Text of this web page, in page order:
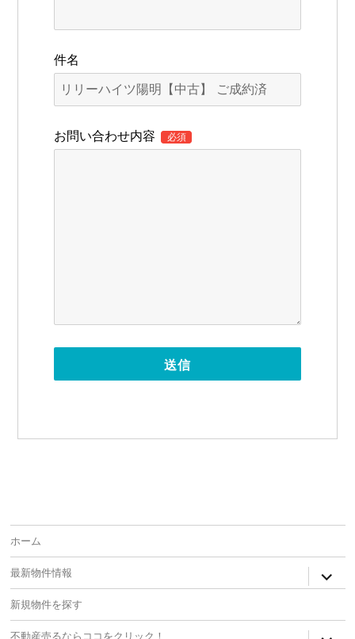
件名
お問い合わせ内容 必須
ホーム
最新物件情報
child
新規物件を探す
不動産売るならココをクリック！